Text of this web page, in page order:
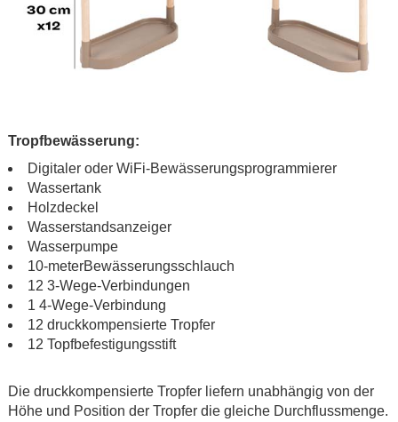
Tropfbewässerung:
Digitaler oder WiFi-Bewässerungsprogrammierer
Wassertank
Holzdeckel
Wasserstandsanzeiger
Wasserpumpe
10-meterBewässerungsschlauch
12 3-Wege-Verbindungen
1 4-Wege-Verbindung
12 druckkompensierte Tropfer
12 Topfbefestigungsstift
Die druckkompensierte Tropfer liefern unabhängig von der
Höhe und Position der Tropfer die gleiche Durchflussmenge.